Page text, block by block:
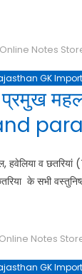
Online Notes
GK
प्रमुख
हवेलिया व
के सभी
Online Notes
GK